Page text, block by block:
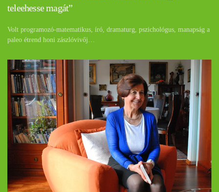
teleehesse magát”
Volt programozó-matematikus, író, dramaturg, pszichológus, manapság a
paleo étrend honi zászlóvivőj…